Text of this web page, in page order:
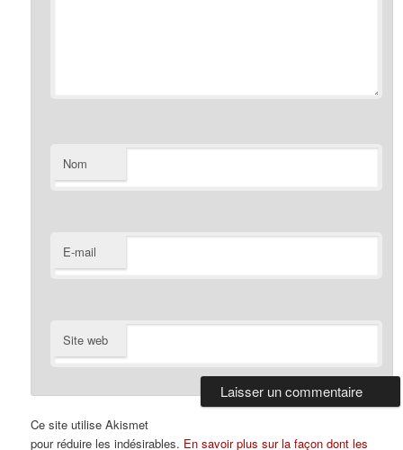
Nom
E-mail
Site web
Ce site utilise Akismet
pour réduire les indésirables. En savoir plus sur la façon dont les